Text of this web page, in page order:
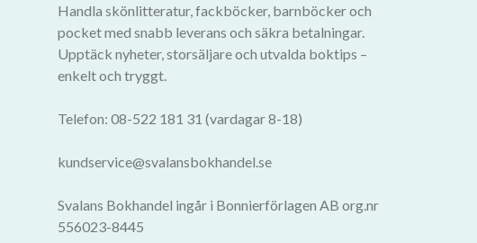
Handla skönlitteratur, fackböcker, barnböcker och
pocket med snabb leverans och säkra betalningar.
Upptäck nyheter, storsäljare och utvalda boktips –
enkelt och tryggt.
Telefon: 08-522 181 31 (vardagar 8-18)
kundservice@svalansbokhandel.se
Svalans Bokhandel ingår i Bonnierförlagen AB org.nr
556023-8445